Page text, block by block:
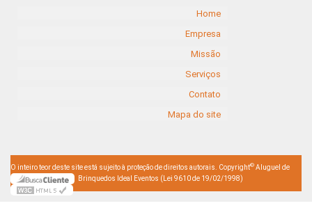
Home
Empresa
Missão
Serviços
Contato
Mapa do site
O inteiro teor deste site está sujeito à proteção de direitos autorais. Copyright© Aluguel de
Brinquedos Ideal Eventos (Lei 9610 de 19/02/1998)